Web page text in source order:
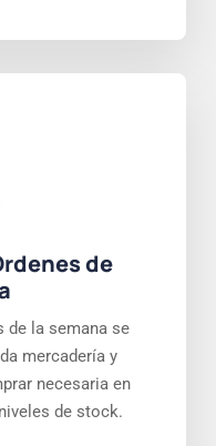
de
de la semana se
mercadería y
necesaria en
de stock.